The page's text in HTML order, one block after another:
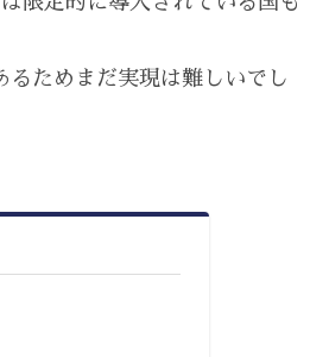
ためまだ実現は難しいでし